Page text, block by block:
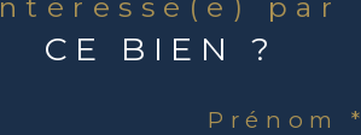
Intéressé(e) par
CE BIEN ?
Prénom *